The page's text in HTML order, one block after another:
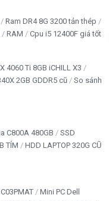
Ram DR4 8G 3200 tản thép
RAM Cpu i5 12400F giá tốt
4060 Ti 8GB iCHILL X3
2GB GDDR5 cũ
So sánh
C800A 480GB
SSD
TÍM
HDD LAPTOP 320G CŨ
Mini PC Dell